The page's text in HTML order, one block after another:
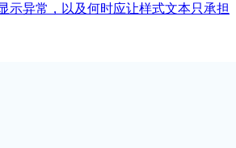
示异常，以及何时应让样式文本只承担